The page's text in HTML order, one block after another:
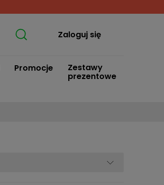
Zaloguj się
Promocje Zestawy
prezentowe